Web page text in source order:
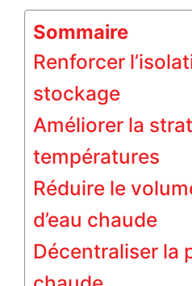
Sommaire
Renforcer
stockage
Améliorer la
températures
Réduire le
d’eau chaude
Décentraliser la